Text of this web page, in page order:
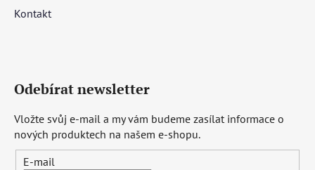
Kontakt
Odebírat newsletter
Vložte svůj e-mail a my vám budeme zasílat informace o
nových produktech na našem e-shopu.
E-mail